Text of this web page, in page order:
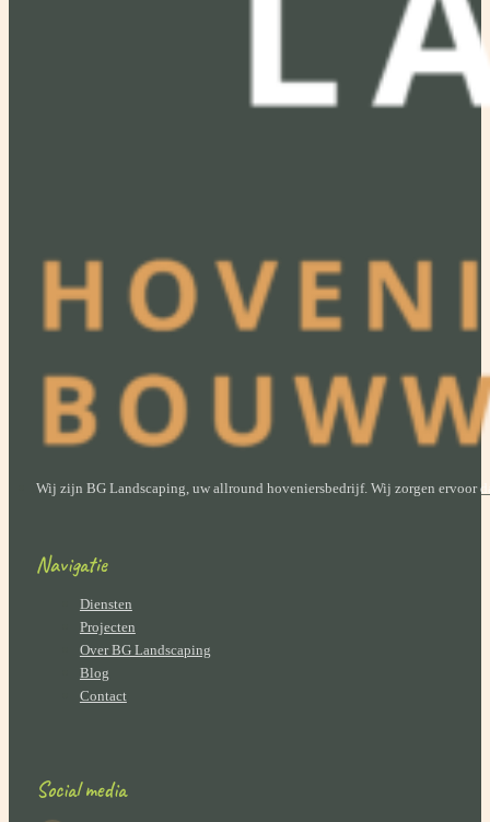
Wij zijn BG Landscaping, uw allround hoveniersbedrijf. Wij zorgen ervoor
Navigatie
Diensten
Projecten
Over BG Landscaping
Blog
Contact
Social media